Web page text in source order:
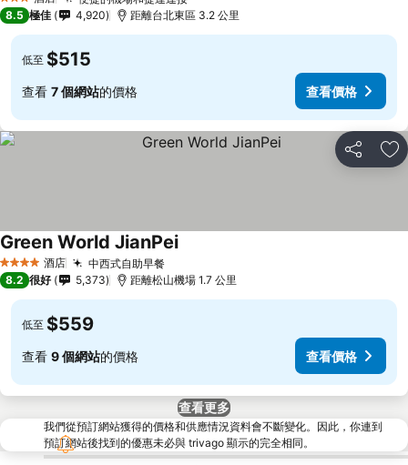
3 星級
8.5 極佳 4,920 距離台北東區 3.2 公里
低至 $515
查看 7 個網站的價格 查看價格
分享 放
4 星級 酒店 中西式自助早餐
Green World JianPei
8.2 很好 5,373 距離松山機場 1.7 公里
低至 $559
查看 9 個網站的價格 查看價格
查看更多
我們從預訂網站獲得的價格和供應情況資料會不斷變化。因此，你連到
預訂網站後找到的優惠未必與 trivago 顯示的完全相同。